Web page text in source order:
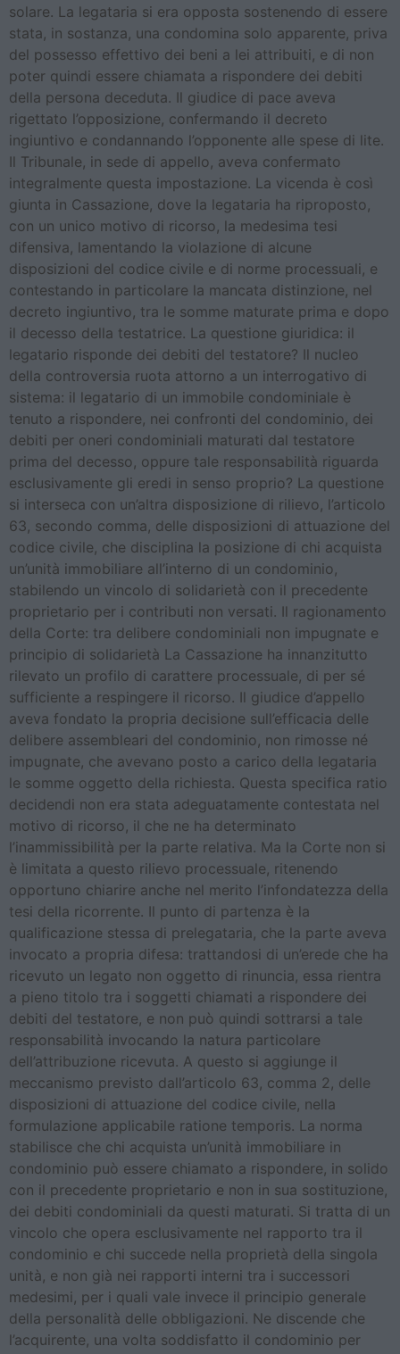
solare. La legataria si era opposta sostenendo di essere
stata, in sostanza, una condomina solo apparente, priva
del possesso effettivo dei beni a lei attribuiti, e di non
poter quindi essere chiamata a rispondere dei debiti
della persona deceduta. Il giudice di pace aveva
rigettato l’opposizione, confermando il decreto
ingiuntivo e condannando l’opponente alle spese di lite.
Il Tribunale, in sede di appello, aveva confermato
integralmente questa impostazione. La vicenda è così
giunta in Cassazione, dove la legataria ha riproposto,
con un unico motivo di ricorso, la medesima tesi
difensiva, lamentando la violazione di alcune
disposizioni del codice civile e di norme processuali, e
contestando in particolare la mancata distinzione, nel
decreto ingiuntivo, tra le somme maturate prima e dopo
il decesso della testatrice. La questione giuridica: il
legatario risponde dei debiti del testatore? Il nucleo
della controversia ruota attorno a un interrogativo di
sistema: il legatario di un immobile condominiale è
tenuto a rispondere, nei confronti del condominio, dei
debiti per oneri condominiali maturati dal testatore
prima del decesso, oppure tale responsabilità riguarda
esclusivamente gli eredi in senso proprio? La questione
si interseca con un’altra disposizione di rilievo, l’articolo
63, secondo comma, delle disposizioni di attuazione del
codice civile, che disciplina la posizione di chi acquista
un’unità immobiliare all’interno di un condominio,
stabilendo un vincolo di solidarietà con il precedente
proprietario per i contributi non versati. Il ragionamento
della Corte: tra delibere condominiali non impugnate e
principio di solidarietà La Cassazione ha innanzitutto
rilevato un profilo di carattere processuale, di per sé
sufficiente a respingere il ricorso. Il giudice d’appello
aveva fondato la propria decisione sull’efficacia delle
delibere assembleari del condominio, non rimosse né
impugnate, che avevano posto a carico della legataria
le somme oggetto della richiesta. Questa specifica ratio
decidendi non era stata adeguatamente contestata nel
motivo di ricorso, il che ne ha determinato
l’inammissibilità per la parte relativa. Ma la Corte non si
è limitata a questo rilievo processuale, ritenendo
opportuno chiarire anche nel merito l’infondatezza della
tesi della ricorrente. Il punto di partenza è la
qualificazione stessa di prelegataria, che la parte aveva
invocato a propria difesa: trattandosi di un’erede che ha
ricevuto un legato non oggetto di rinuncia, essa rientra
a pieno titolo tra i soggetti chiamati a rispondere dei
debiti del testatore, e non può quindi sottrarsi a tale
responsabilità invocando la natura particolare
dell’attribuzione ricevuta. A questo si aggiunge il
meccanismo previsto dall’articolo 63, comma 2, delle
disposizioni di attuazione del codice civile, nella
formulazione applicabile ratione temporis. La norma
stabilisce che chi acquista un’unità immobiliare in
condominio può essere chiamato a rispondere, in solido
con il precedente proprietario e non in sua sostituzione,
dei debiti condominiali da questi maturati. Si tratta di un
vincolo che opera esclusivamente nel rapporto tra il
condominio e chi succede nella proprietà della singola
unità, e non già nei rapporti interni tra i successori
medesimi, per i quali vale invece il principio generale
della personalità delle obbligazioni. Ne discende che
l’acquirente, una volta soddisfatto il condominio per